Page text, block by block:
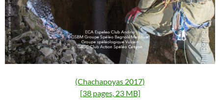
(Chachapoyas 2017)
[38 pages, 23 MB]